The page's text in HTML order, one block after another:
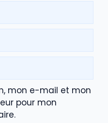
mon e-mail et mon
pour mon